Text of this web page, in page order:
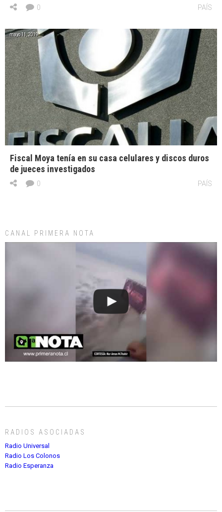
PAÍS
0
mayo 11, 2019
Fiscal Moya tenía en su casa celulares y discos duros
de jueces investigados
PAÍS
0
CANAL PRIMERA NOTA
RADIOS ASOCIADAS
Radio Universal
Radio Los Colonos
Radio Esperanza